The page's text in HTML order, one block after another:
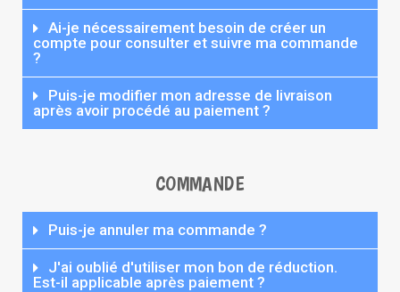
Ai-je nécessairement besoin de créer un
compte pour consulter et suivre ma commande
?
Puis-je modifier mon adresse de livraison
après avoir procédé au paiement ?
COMMANDE
Puis-je annuler ma commande ?
J'ai oublié d'utiliser mon bon de réduction.
Est-il applicable après paiement ?